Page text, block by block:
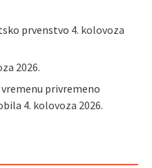
prvenstvo 4. kolovoza
2026.
privremeno
4. kolovoza 2026.